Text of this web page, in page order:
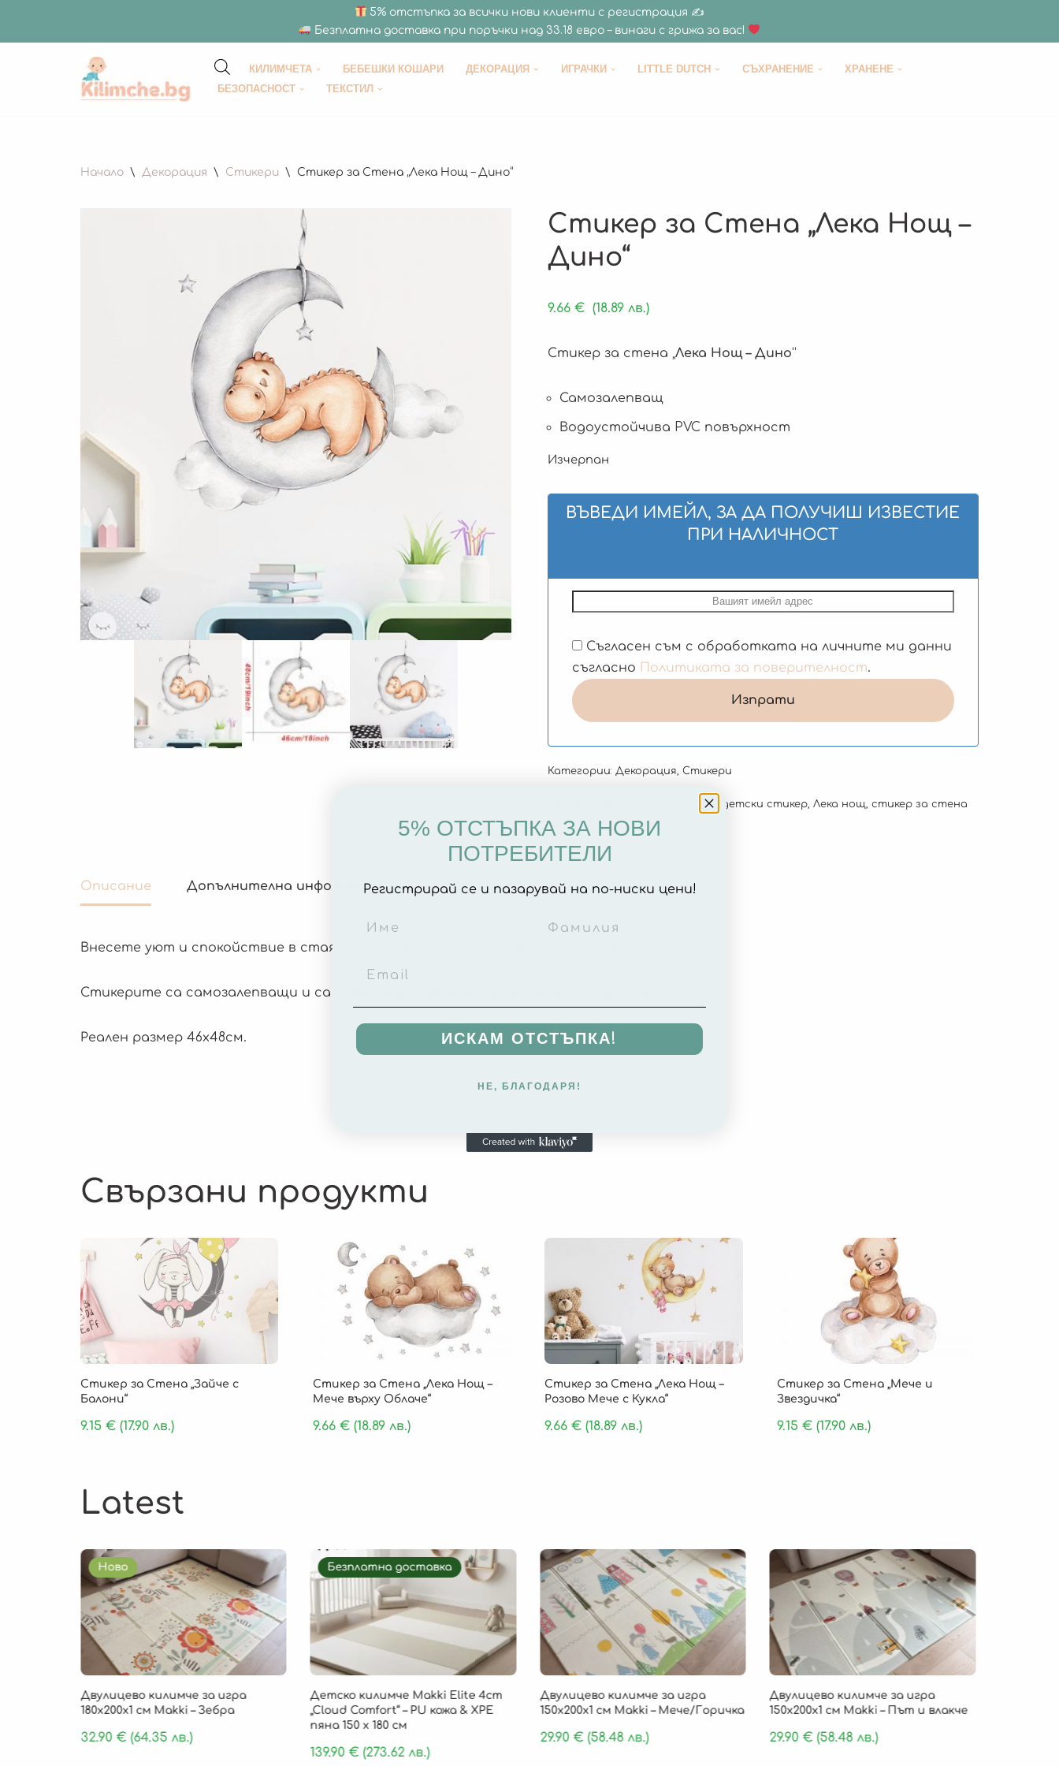
5% отстъпка за всички нови клиенти с регистрация ✍
Безплатна доставка при поръчки над 33.18 евро – винаги с грижа за вас!
Продължете
КИЛИМЧЕТА БЕБЕШКИ КОШАРИ ДЕКОРАЦИЯ ИГРАЧКИ LITTLE DUTCH СЪХРАНЕНИЕ
ХРАНЕНЕ
БЕЗОПАСНОСТ
ТЕКСТИЛ
Начало \ Декорация \ Стикери \ Стикер за Стена „Лека Нощ – Дино“
Стикер за Стена „Лека Нощ –
Дино“
9.66 € (18.89 лв.)
Стикер за стена „Лека Нощ – Дино“
Самозалепващ
Водоустойчива PVC повърхност
Изчерпан
ВЪВЕДИ ИМЕЙЛ, ЗА ДА ПОЛУЧИШ ИЗВЕСТИЕ
ПРИ НАЛИЧНОСТ
Съгласен съм с обработката на личните ми данни
съгласно Политиката за поверителност.
Категории: Декорация Стикери
den-na-deteto детски стикер, Лека нощ стикер за стена
Описание Допълнителна информация Отзиви (0)
Внесете уют и спокойствие в стаята на Вашето дете с красивите стикери за стена.
Стикерите са самозалепващи и са подходящи както за стена, така и за врата.
Реален размер 46х48см.
Свързани продукти
Стикер за Стена „Зайче с
Балони“
9.15 € (17.90 лв.)
Стикер за Стена „Лека Нощ –
Мече върху Облаче“
9.66 €(18.89 лв.)
Стикер за Стена „Лека Нощ –
Розово Мече с Кукла“
9.66€ (18.89 лв.)
Стикер за Стена „Мече и
Звездичка“
9.15€ (17.90 лв.)
Latest
Ново
Двулицево килимче за игра
180х200х1 см Makki – Зебра
32.90 €(64.35 лв.)
Безплатна доставка
Детско килимче Makki Elite 4cm
„Cloud Comfort“ – PU кожа & XPE
пяна 150 х 180 см
139.90€(273.62 лв.)
Двулицево килимче за игра
150х200х1 см Makki – Мече/Горичка
29.90 €(58.48 лв.)
Двулицево килимче за игра
150х200х1 см Makki – Път и влакче
29.90€(58.48 лв.)
5% ОТСТЪПКА ЗА НОВИ
ПОТРЕБИТЕЛИ
Регистрирай се и пазарувай на по-ниски цени!
ИСКАМ ОТСТЪПКА!
НЕ, БЛАГОДАРЯ!